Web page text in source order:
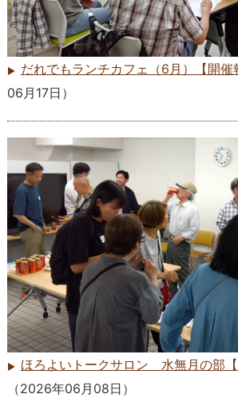
だれでもランチカフェ（6月）【開催
06月17日 ）
ほろよいトークサロン 水無月の部【
（2026年06月08日 ）